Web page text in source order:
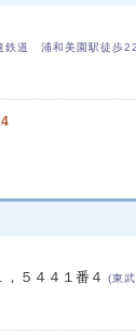
鉄道 浦和美園駅徒歩
５４４１番４ (東